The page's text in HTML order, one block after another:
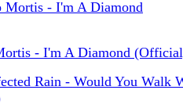
- I'm A Diamond